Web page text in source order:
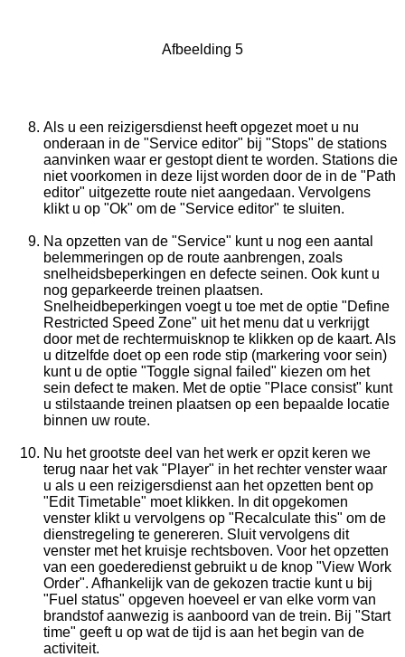
Afbeelding 5
Als u een reizigersdienst heeft opgezet moet u nu
onderaan in de "Service editor" bij "Stops" de stations
aanvinken waar er gestopt dient te worden. Stations die
niet voorkomen in deze lijst worden door de in de "Path
editor" uitgezette route niet aangedaan. Vervolgens
klikt u op "Ok" om de "Service editor" te sluiten.
Na opzetten van de "Service" kunt u nog een aantal
belemmeringen op de route aanbrengen, zoals
snelheidsbeperkingen en defecte seinen. Ook kunt u
nog geparkeerde treinen plaatsen.
Snelheidbeperkingen voegt u toe met de optie "Define
Restricted Speed Zone" uit het menu dat u verkrijgt
door met de rechtermuisknop te klikken op de kaart. Als
u ditzelfde doet op een rode stip (markering voor sein)
kunt u de optie "Toggle signal failed" kiezen om het
sein defect te maken. Met de optie "Place consist" kunt
u stilstaande treinen plaatsen op een bepaalde locatie
binnen uw route.
Nu het grootste deel van het werk er opzit keren we
terug naar het vak "Player" in het rechter venster waar
u als u een reizigersdienst aan het opzetten bent op
"Edit Timetable" moet klikken. In dit opgekomen
venster klikt u vervolgens op "Recalculate this" om de
dienstregeling te genereren. Sluit vervolgens dit
venster met het kruisje rechtsboven. Voor het opzetten
van een goederedienst gebruikt u de knop "View Work
Order". Afhankelijk van de gekozen tractie kunt u bij
"Fuel status" opgeven hoeveel er van elke vorm van
brandstof aanwezig is aanboord van de trein. Bij "Start
time" geeft u op wat de tijd is aan het begin van de
activiteit.